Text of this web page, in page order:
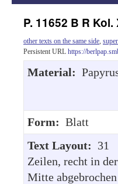
P. 11652 B R Kol.
other texts on the same side
Persistent URL https://
Material:
Form: Blatt
Text Layout: 31
Zeilen, recht in der
Mitte abgebrochen